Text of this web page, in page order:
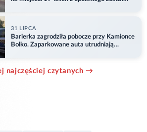
31 LIPCA
Barierka zagrodziła pobocze przy Kamionce
Bolko. Zaparkowane auta utrudniają
najczęściej czytanych →